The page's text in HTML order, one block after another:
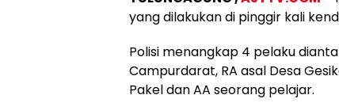
yang dilakukan di pinggir kali
Polisi menangkap 4 pelaku
Campurdarat, RA asal Desa
Pakel dan AA seorang pelajar.